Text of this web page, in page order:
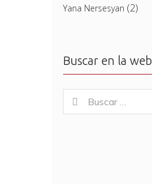
Yana Nersesyan (2)
Buscar en la web
for:
Buscar